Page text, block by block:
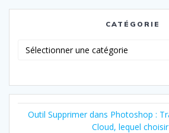
CATÉGORIE
Outil Supprimer dans Photoshop :
Cloud, lequel choisir